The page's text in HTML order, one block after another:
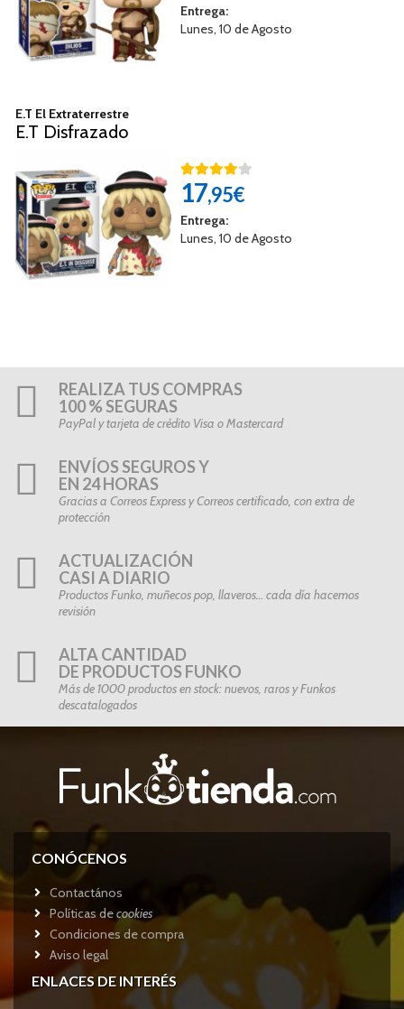
Entrega:
Lunes, 10 de Agosto
E.T El Extraterrestre
E.T Disfrazado
17,95€
Entrega:
Lunes, 10 de Agosto
REALIZA TUS COMPRAS
100 % SEGURAS
PayPal y tarjeta de crédito Visa o Mastercard
ENVÍOS SEGUROS Y
EN 24 HORAS
Gracias a Correos Express y Correos certificado, con extra de
protección
ACTUALIZACIÓN
CASI A DIARIO
Productos Funko, muñecos pop, llaveros… cada día hacemos
revisión
ALTA CANTIDAD
DE PRODUCTOS FUNKO
Más de 1000 productos en stock: nuevos, raros y Funkos
descatalogados
CONÓCENOS
Contactános
Políticas decookies
Condiciones de compra
Aviso legal
ENLACES DE INTERÉS